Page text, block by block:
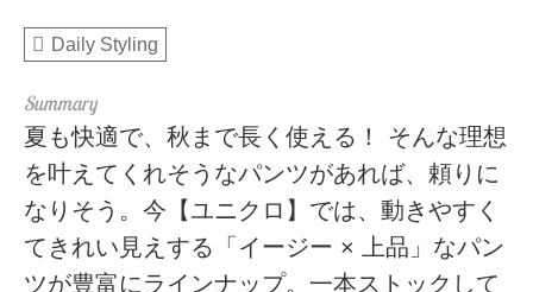
Daily Styling
夏も快適で、秋まで長く使える！ そんな理想
を叶えてくれそうなパンツがあれば、頼りに
なりそう。今【ユニクロ】では、動きやすく
てきれい見えする「イージー × 上品」なパン
ツが豊富にラインナップ。一本ストックして